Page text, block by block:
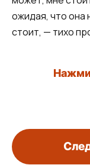
ожидая, что она
стоит, — тихо